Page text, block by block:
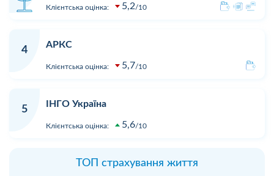
Клієнтська оцінка: 5,2 10
4
АРКС
Клієнтська оцінка: 5,7 10
5
ІНГО Україна
Клієнтська оцінка: 5,6 10
ТОП страхування життя